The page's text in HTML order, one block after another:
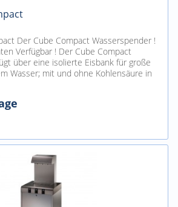
Der Cube Compact Wasserspender !
Verfügbar ! Der Cube Compact
über eine isolierte Eisbank für große
Wasser; mit und ohne Kohlensäure in